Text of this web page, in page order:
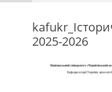
2025-2026